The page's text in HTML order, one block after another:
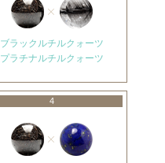
ブラックルチルクォーツ
プラチナルチルクォーツ
4